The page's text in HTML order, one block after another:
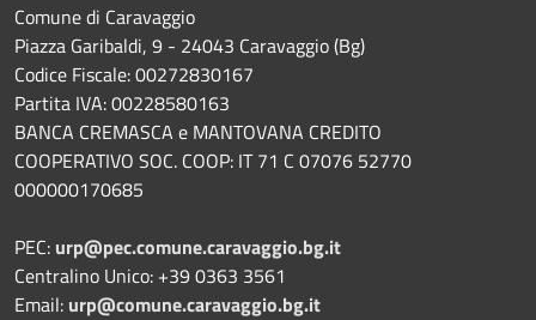
Comune di Caravaggio
Piazza Garibaldi, 9 - 24043 Caravaggio (Bg)
Codice Fiscale: 00272830167
Partita IVA: 00228580163
BANCA CREMASCA e MANTOVANA CREDITO
COOPERATIVO SOC. COOP: IT 71 C 07076 52770
000000170685
PEC: urp@pec.comune.caravaggio.bg.it
Centralino Unico: +39 0363 3561
Email: urp@comune.caravaggio.bg.it